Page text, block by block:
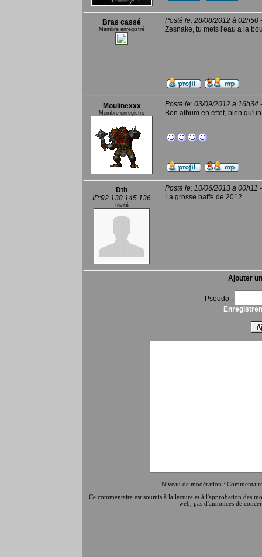
Bras cassé
Membre enregistré
Posté le: 28/08/2012 à 02h50
Zesnake, tu mets l'eau a la
Moulinexxx
Membre enregistré
Posté le: 03/09/2012 à 16h34
Bon album en effet, bien
Dth
IP:92.138.145.136
Invité
Posté le: 10/06/2013 à 00h11
La grosse baffe de 2012.
Ajouter
Pseudo :
Niveau de modération :
Ce commentaire est soumis à la lecture et à l'approbation des
web, pas d'annonces de